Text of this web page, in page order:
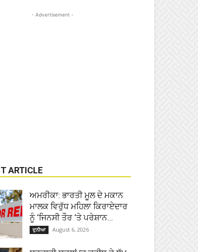
- Advertisement -
ARTICLE
ਅਮਰੀਕਾ: ਭਾਰਤੀ ਮੂਲ ਦੇ ਮਕਾਨ
ਮਾਲਕ ਵਿਰੁੱਧ ਮਹਿਲਾ ਕਿਰਾਏਦਾਰ
ਨੂੰ ‘ਜਿਨਸੀ ਤੌਰ ‘ਤੇ ਪਰੇਸ਼ਾਨ...
ਦੁਨੀਆ August 6, 2026